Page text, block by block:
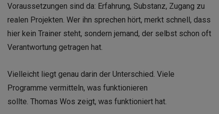
Voraussetzungen sind da: Erfahrung, Substanz, Zugang zu
realen Projekten. Wer ihn sprechen hört, merkt schnell, dass
hier kein Trainer steht, sondern jemand, der selbst schon oft
Verantwortung getragen hat.
Vielleicht liegt genau darin der Unterschied. Viele
Programme vermitteln, was funktionieren
sollte. Thomas Wos zeigt, was funktioniert hat.